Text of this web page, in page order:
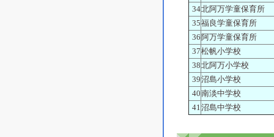
34北阿万学童保育所
35福良学童保育所
36 阿万学童保育所
37松帆小学校
38北阿万小学校
39沼島小学校
40南淡中学校
41沼島中学校